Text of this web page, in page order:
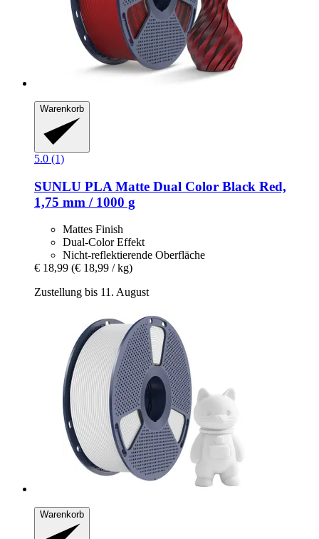
Warenkorb
5.0 (1)
SUNLU PLA Matte Dual Color Black Red,
1,75 mm / 1000 g
Mattes Finish
Dual-Color Effekt
Nicht-reflektierende Oberfläche
€ 18,99 (€ 18,99 / kg)
Zustellung bis 11. August
Warenkorb